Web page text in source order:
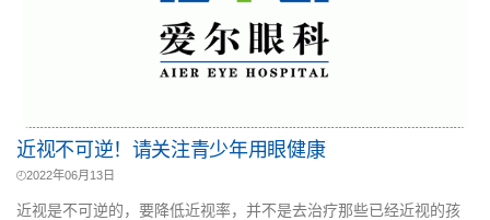
近视不可逆！请关注青少年用眼健康
2022年06月13日
近视是不可逆的，要降低近视率，并不是去治疗那些已经近视的孩